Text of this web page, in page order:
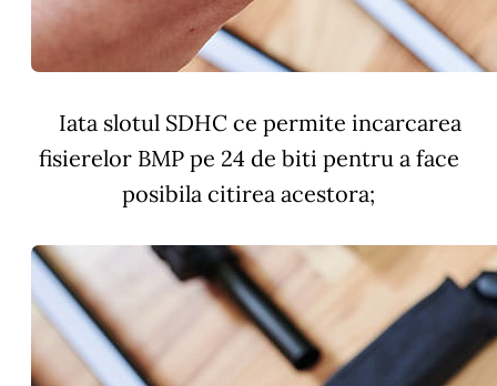
Iata slotul SDHC ce permite incarcarea
fisierelor BMP pe 24 de biti pentru a face
posibila citirea acestora;